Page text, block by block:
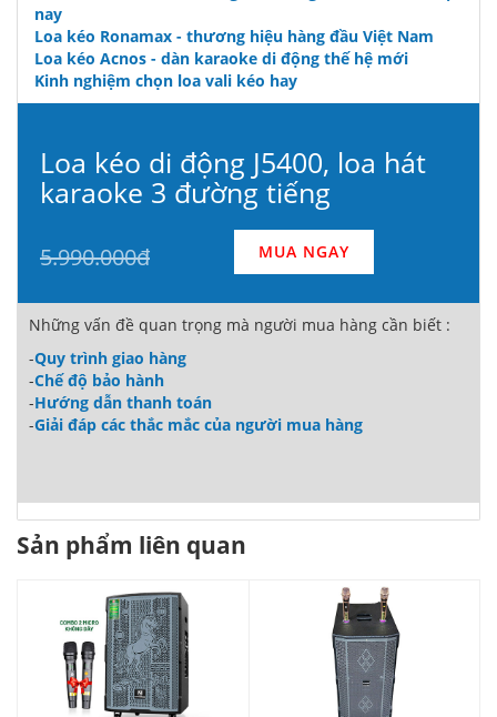
nay
Loa kéo Ronamax - thương hiệu hàng đầu Việt Nam
Loa kéo Acnos - dàn karaoke di động thế hệ mới
Kinh nghiệm chọn loa vali kéo hay
Loa kéo di động J5400, loa hát
karaoke 3 đường tiếng
5.990.000đ MUA NGAY
Những vấn đề quan trọng mà người mua hàng cần biết :
-Quy trình giao hàng
-Chế độ bảo hành
-Hướng dẫn thanh toán
-Giải đáp các thắc mắc của người mua hàng
Sản phẩm liên quan